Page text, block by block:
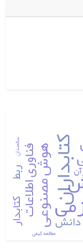
کتابدارانهوش مصنوعیفناوری اطلاعات
کتابدار
ربط
مطالعه کیفی
سالمندان